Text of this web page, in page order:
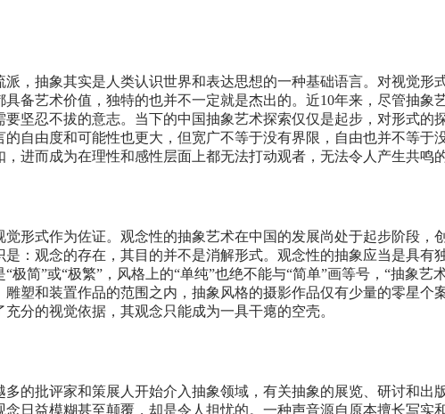
，抽象其实是人类认识世界和表达思想的一种基础语言。对视觉形
备艺术价值，独特的也并不一定就是杰出的。近10年来，尽管抽象
坚忍不拔的意志。当下的中国抽象艺术探索仅仅是起步，对形式的
自由度和可能性也更大，但宽广不等于没有界限，自由也并不等于
进而成为在理性和感性层面上都无法打动观者，无法令人产生共鸣
形式作为佐证。观念性的抽象艺术在中国的发展尚处于起步阶段，
：观念的存在，其目的并不是消解形式。观念性的抽象应当是具有
极简”或“极繁”，风格上的“单纯”也绝不能与“简单”画等号，“抽象
塑和装置作品的范围之内，抽象风格的摄影作品仅有少量的零星个
分的视觉依据，其观念只能成为一具干瘪的空壳。
的批评家和策展人开始介入抽象领域，有关抽象的展览、研讨和出
日益模糊甚至颠覆，却是令人担忧的。一种声音源自原本擅长写实